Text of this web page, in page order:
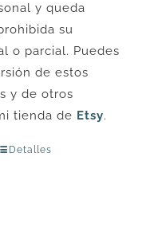
y queda
su
o parcial. Puedes
de estos
y de otros
tienda de Etsy.
Detalles